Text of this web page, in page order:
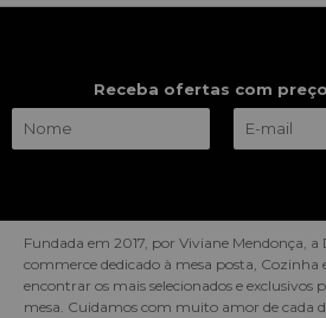
Receba ofertas com
Fundada em 2017, por Viviane Mendonça,
commerce dedicado à mesa posta, Cozinha
encontrar os mais selecionados e exclusivos
mesa. Cuidamos com muito amor de cada